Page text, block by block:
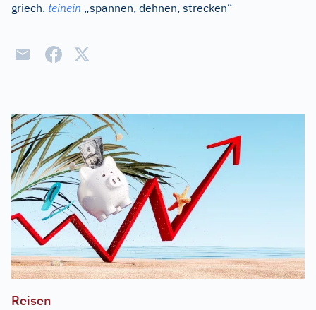
griech. teinein „spannen, dehnen, strecken“
Reisen